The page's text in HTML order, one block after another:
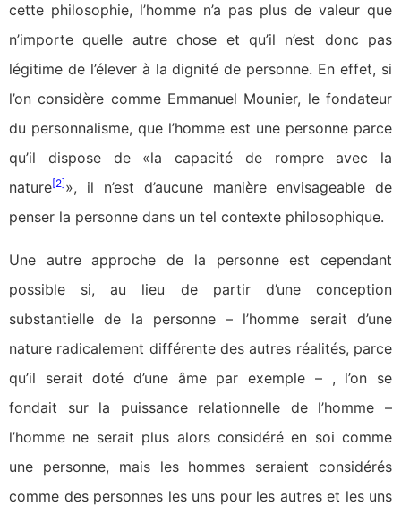
cette philosophie, l’homme n’a pas plus de valeur que
n’importe quelle autre chose et qu’il n’est donc pas
légitime de l’élever à la dignité de personne. En effet, si
l’on considère comme Emmanuel Mounier, le fondateur
du personnalisme, que l’homme est une personne parce
qu’il dispose de «la capacité de rompre avec la
nature[2]», il n’est d’aucune manière envisageable de
penser la personne dans un tel contexte philosophique.
Une autre approche de la personne est cependant
possible si, au lieu de partir d’une conception
substantielle de la personne – l’homme serait d’une
nature radicalement différente des autres réalités, parce
qu’il serait doté d’une âme par exemple – , l’on se
fondait sur la puissance relationnelle de l’homme –
l’homme ne serait plus alors considéré en soi comme
une personne, mais les hommes seraient considérés
comme des personnes les uns pour les autres et les uns